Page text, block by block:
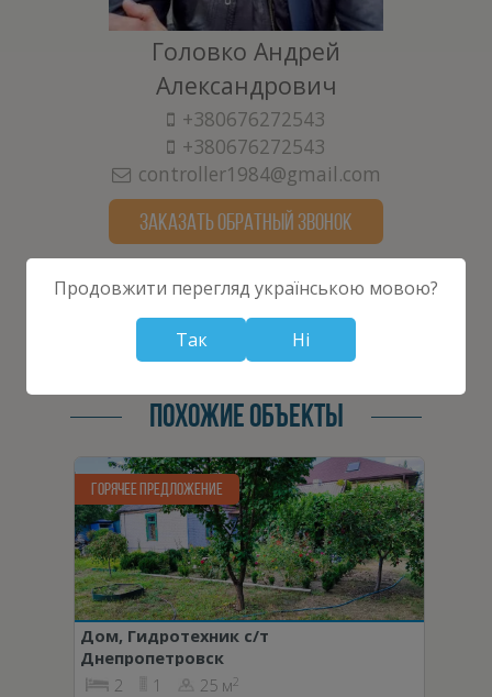
Головко Андрей
Александрович
+380676272543
+380676272543
controller1984@gmail.com
ЗАКАЗАТЬ ОБРАТНЫЙ ЗВОНОК
ПОХОЖИЕ ОБЪЕКТЫ
ГОРЯЧЕЕ ПРЕДЛОЖЕНИЕ
Дом, Гидротехник с/т
Днепропетровск
2
1 25 м2
Продовжити перегляд українською мовою?
Так Ні